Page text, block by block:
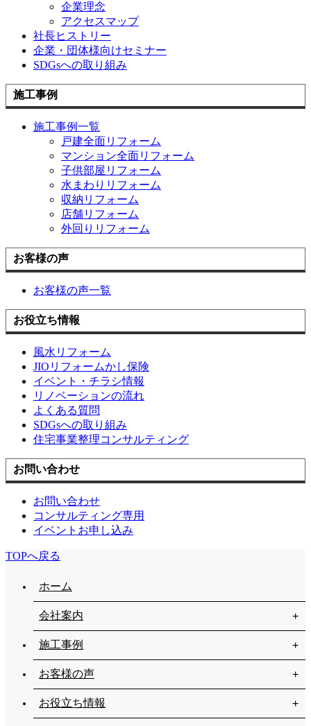
企業理念
アクセスマップ
社長ヒストリー
企業・団体様向けセミナー
SDGsへの取り組み
施工事例
施工事例一覧
戸建全面リフォーム
マンション全面リフォーム
子供部屋リフォーム
水まわりリフォーム
収納リフォーム
店舗リフォーム
外回りリフォーム
お客様の声
お客様の声一覧
お役立ち情報
風水リフォーム
JIOリフォームかし保険
イベント・チラシ情報
リノベーションの流れ
よくある質問
SDGsへの取り組み
住宅事業整理コンサルティング
お問い合わせ
お問い合わせ
コンサルティング専用
イベントお申し込み
TOPへ戻る
ホーム
会社案内
施工事例
お客様の声
お役立ち情報